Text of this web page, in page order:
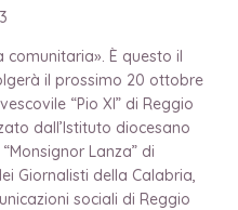
È questo il
il prossimo 20 ottobre
“Pio XI” di Reggio
dall’Istituto diocesano
Lanza” di
Giornalisti della Calabria,
sociali di Reggio